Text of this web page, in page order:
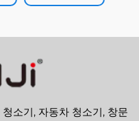
소기, 자동차 청소기, 창문